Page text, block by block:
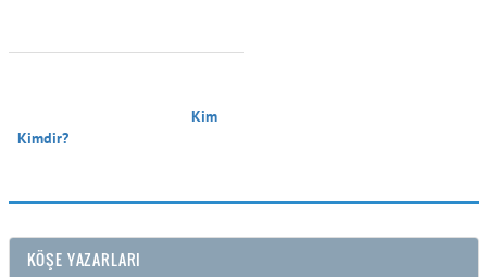
Kimdir?
KÖŞE YAZARLARI